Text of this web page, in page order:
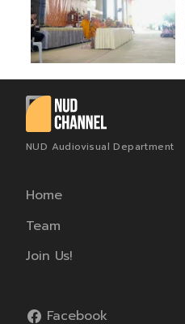
NUD Audiovisual Department
Home
Team
Join Us!
Facebook